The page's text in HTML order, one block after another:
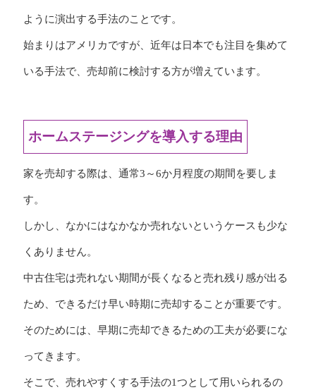
ように演出する手法のことです。
始まりはアメリカですが、近年は日本でも注目を集めて
いる手法で、売却前に検討する方が増えています。
ホームステージングを導入する理由
家を売却する際は、通常3～6か月程度の期間を要しま
す。
しかし、なかにはなかなか売れないというケースも少な
くありません。
中古住宅は売れない期間が長くなると売れ残り感が出る
ため、できるだけ早い時期に売却することが重要です。
そのためには、早期に売却できるための工夫が必要にな
ってきます。
そこで、売れやすくする手法の1つとして用いられるの